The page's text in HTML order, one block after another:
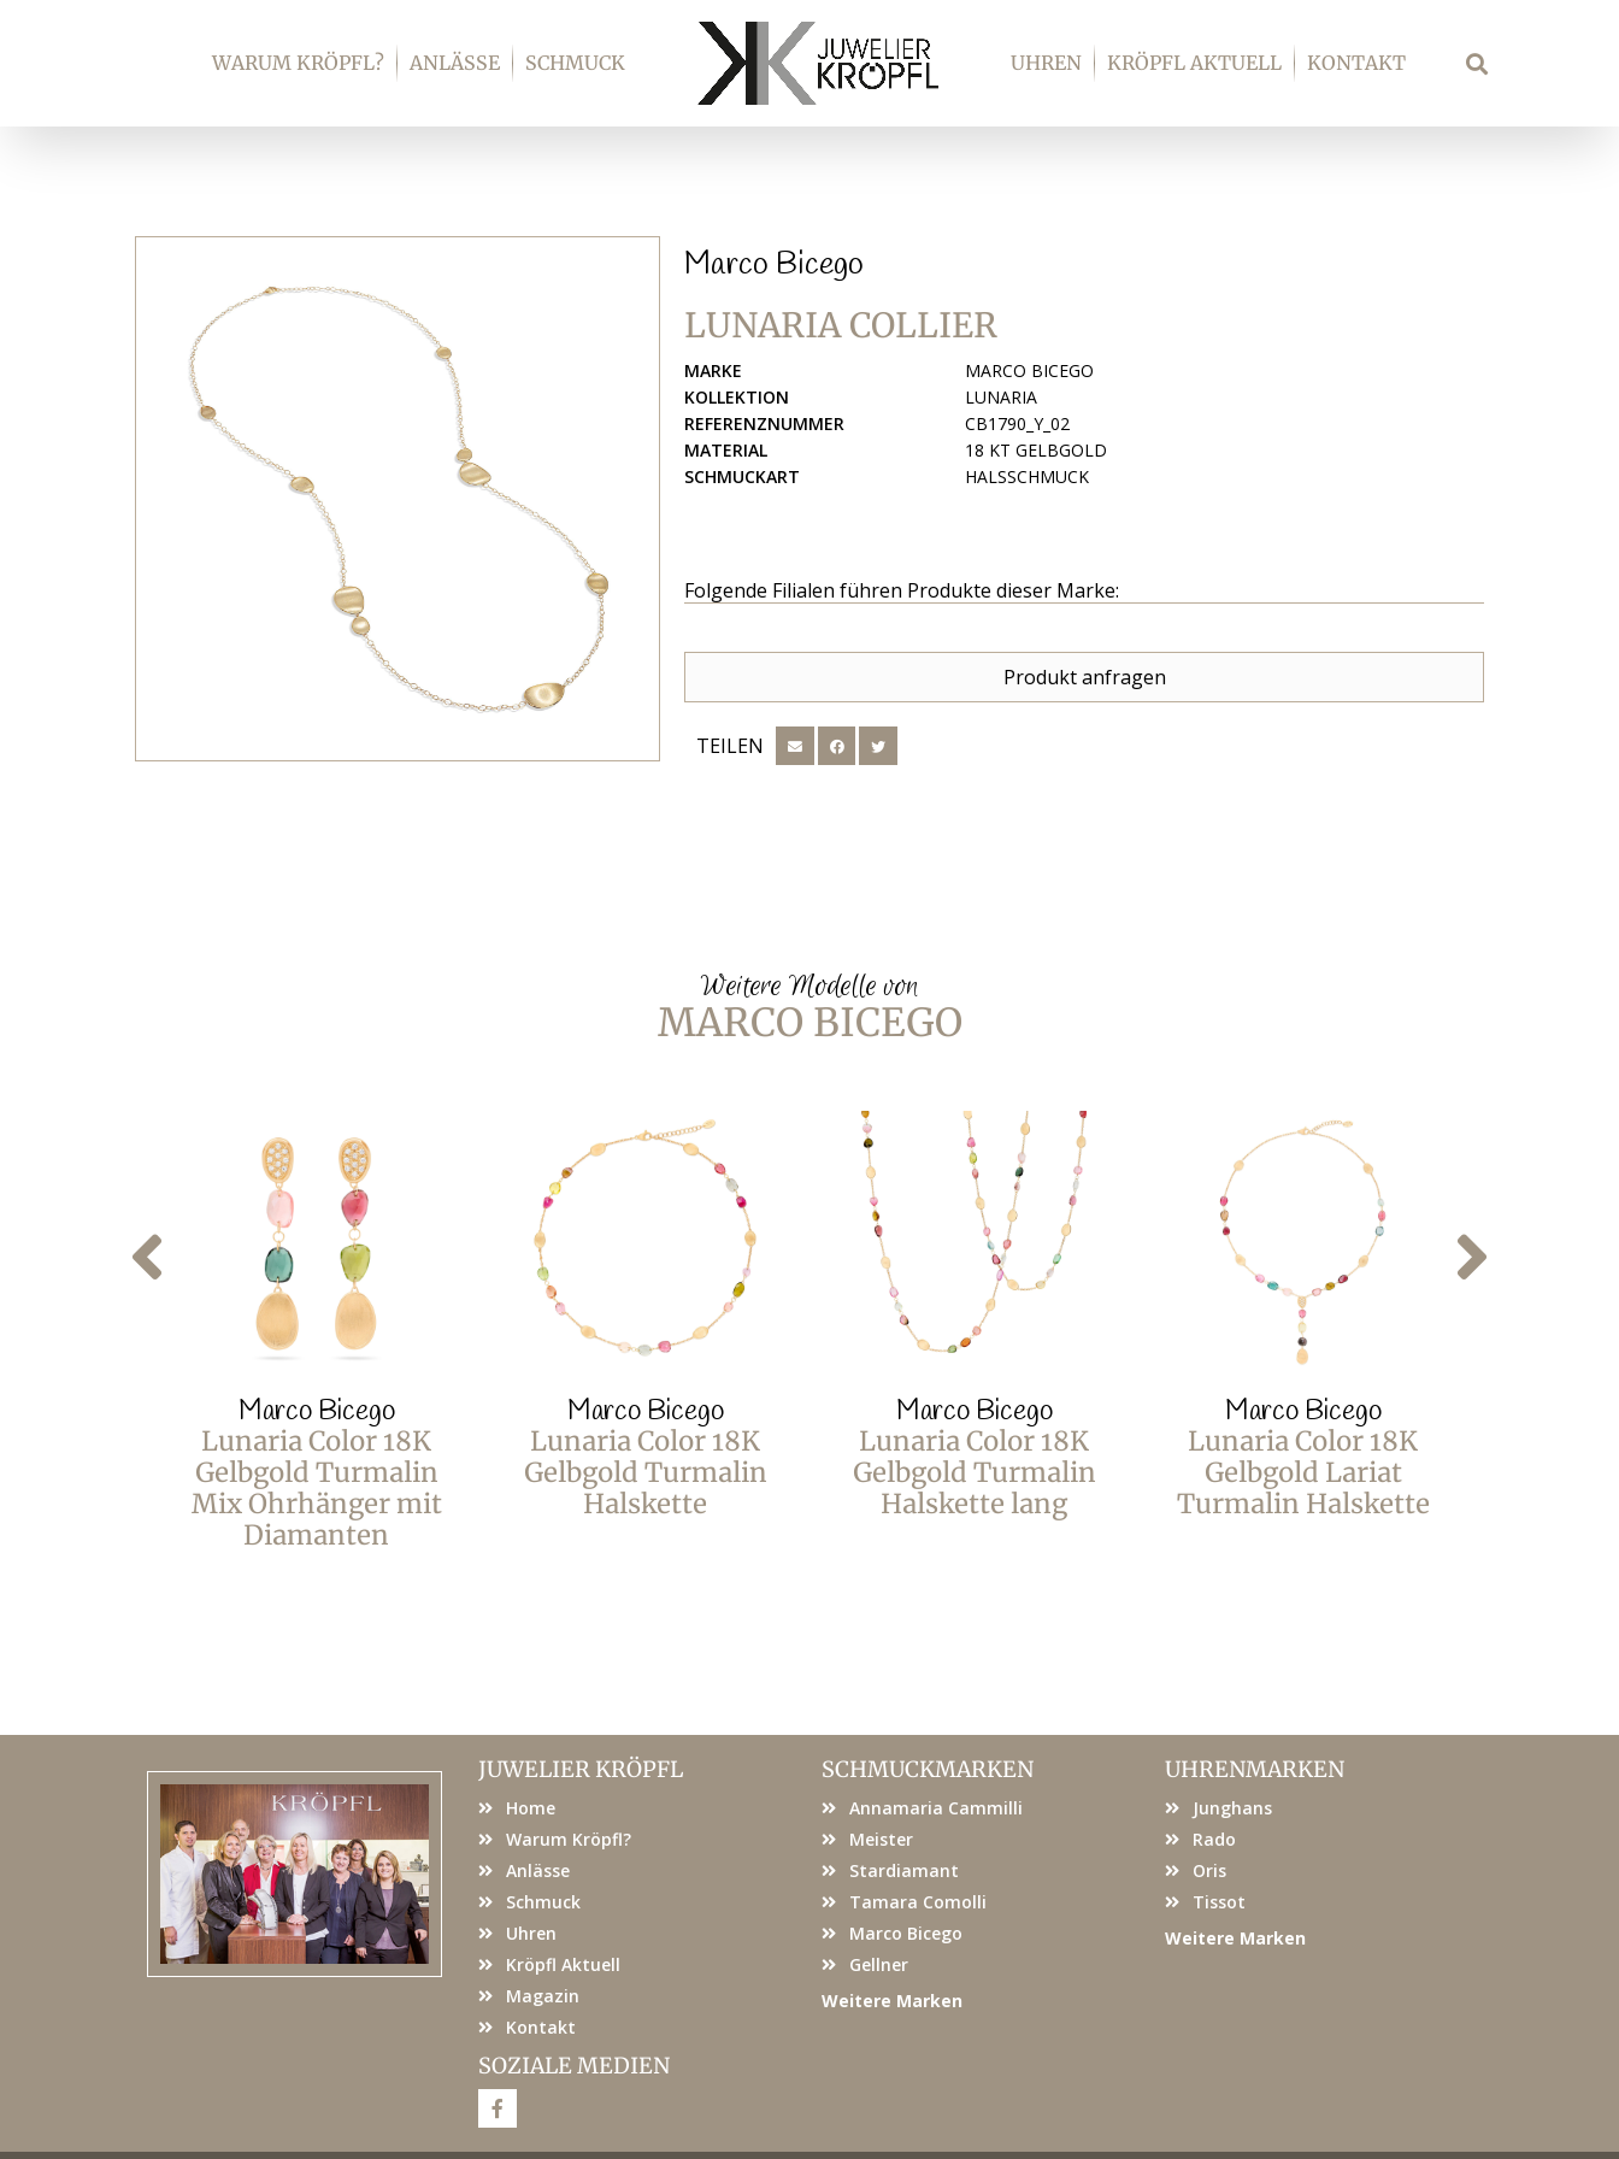
WARUM KRÖPFL? ANLÄSSE SCHMUCK UHREN KRÖPFL AKTUELL KONTAKT Suche
Marco Bicego
LUNARIA COLLIER
MARKE
MARCO BICEGO
KOLLEKTION
LUNARIA
REFERENZNUMMER
CB1790_Y_02
MATERIAL
18 KT GELBGOLD
SCHMUCKART
HALSSCHMUCK
Folgende Filialen führen Produkte dieser Marke:
Produkt anfragen
TEILEN
Weitere Modelle von
MARCO BICEGO
Marco Bicego
Lunaria Color 18K
Gelbgold Turmalin
Mix Ohrhänger mit
Diamanten
Marco Bicego
Lunaria Color 18K
Gelbgold Turmalin
Halskette
Marco Bicego
Lunaria Color 18K
Gelbgold Turmalin
Halskette lang
Marco Bicego
Lunaria Color 18K
Gelbgold Lariat
Turmalin Halskette
JUWELIER KRÖPFL
Home
Warum Kröpfl?
Anlässe
Schmuck
Uhren
Kröpfl Aktuell
Magazin
Kontakt
SOZIALE MEDIEN
F
a
SCHMUCKMARKEN
Annamaria Cammilli
Meister
Stardiamant
Tamara Comolli
Marco Bicego
Gellner
Weitere Marken
UHRENMARKEN
Junghans
Rado
Oris
Tissot
Weitere Marken